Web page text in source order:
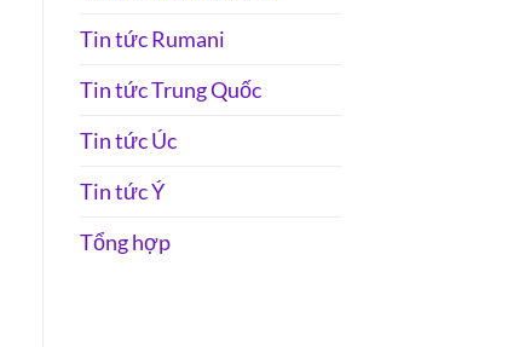
Tin tức Rumani
Tin tức Trung Quốc
Tin tức Úc
Tin tức Ý
Tổng hợp